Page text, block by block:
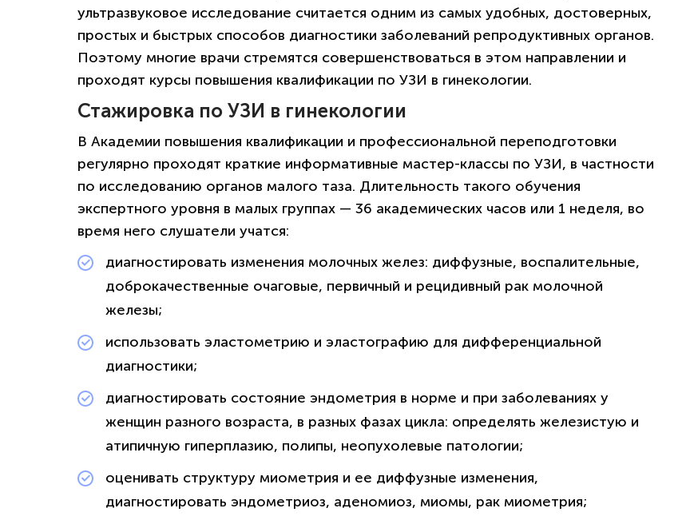
ультразвуковое исследование считается одним из самых удобных, достоверных,
простых и быстрых способов диагностики заболеваний репродуктивных органов.
Поэтому многие врачи стремятся совершенствоваться в этом направлении и
проходят курсы повышения квалификации по УЗИ в гинекологии.
Стажировка по УЗИ в гинекологии
В Академии повышения квалификации и профессиональной переподготовки
регулярно проходят краткие информативные мастер-классы по УЗИ, в частности
по исследованию органов малого таза. Длительность такого обучения
экспертного уровня в малых группах — 36 академических часов или 1 неделя, во
время него слушатели учатся:
диагностировать изменения молочных желез: диффузные, воспалительные,
доброкачественные очаговые, первичный и рецидивный рак молочной
железы;
использовать эластометрию и эластографию для дифференциальной
диагностики;
диагностировать состояние эндометрия в норме и при заболеваниях у
женщин разного возраста, в разных фазах цикла: определять железистую и
атипичную гиперплазию, полипы, неопухолевые патологии;
оценивать структуру миометрия и ее диффузные изменения,
диагностировать эндометриоз, аденомиоз, миомы, рак миометрия;